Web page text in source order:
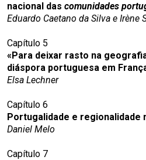
nacional das comunidades
Eduardo Caetano da Silva e Irène
Capítulo 5
«Para deixar rasto na
diáspora portuguesa em
Elsa Lechner
Capítulo 6
Portugalidade e regionalidade
Daniel Melo
Capítulo 7